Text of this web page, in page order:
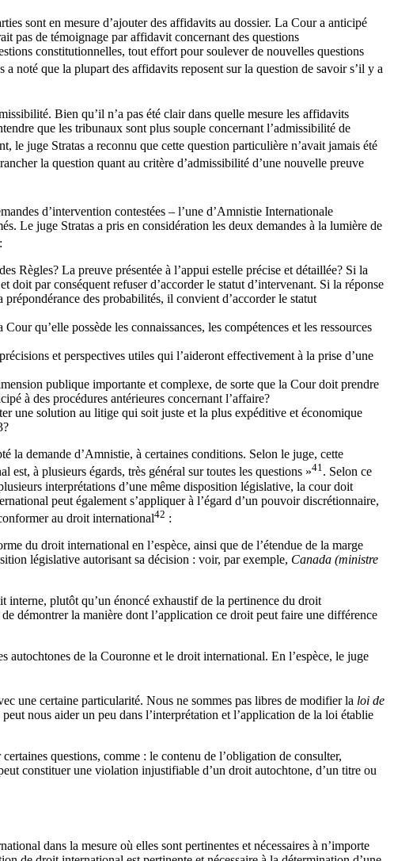
sont en mesure d’ajouter des affidavits au dossier. La Cour a anticipé
pas de témoignage par affidavit concernant des questions
constitutionnelles, tout effort pour soulever de nouvelles questions
noté que la plupart des affidavits reposent sur la question de savoir s’il y a
Bien qu’il n’a pas été clair dans quelle mesure les affidavits
que les tribunaux sont plus souple concernant l’admissibilité de
le juge Stratas a reconnu que cette question particulière n’avait jamais été
la question quant au critère d’admissibilité d’une nouvelle preuve
d’intervention contestées – l’une d’Amnistie Internationale
Le juge Stratas a pris en considération les deux demandes à la lumière de
:
Règles? La preuve présentée à l’appui estelle précise et détaillée? Si la
doit par conséquent refuser d’accorder le statut d’intervenant. Si la réponse
des probabilités, il convient d’accorder le statut
qu’elle possède les connaissances, les compétences et les ressources
et perspectives utiles qui l’aideront effectivement à la prise d’une
publique importante et complexe, de sorte que la Cour doit prendre
à des procédures antérieures concernant l’affaire?
une solution au litige qui soit juste et la plus expéditive et économique
la demande d’Amnistie, à certaines conditions. Selon le juge, cette
à plusieurs égards, très général sur toutes les questions »41. Selon ce
interprétations d’une même disposition législative, la cour doit
peut également s’appliquer à l’égard d’un pouvoir discrétionnaire,
au droit international42 :
du droit international en l’espèce, ainsi que de l’étendue de la marge
législative autorisant sa décision : voir, par exemple, Canada (ministre
interne, plutôt qu’un énoncé exhaustif de la pertinence du droit
démontrer la manière dont l’application ce droit peut faire une différence
autochtones de la Couronne et le droit international. En l’espèce, le juge
une certaine particularité. Nous ne sommes pas libres de modifier la loi de
nous aider un peu dans l’interprétation et l’application de la loi établie
questions, comme : le contenu de l’obligation de consulter,
constituer une violation injustifiable d’un droit autochtone, d’un titre ou
dans la mesure où elles sont pertinentes et nécessaires à n’importe